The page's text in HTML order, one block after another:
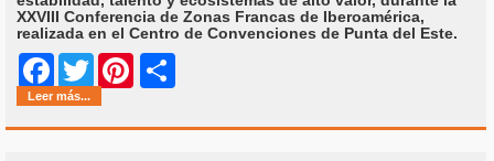
XXVIII Conferencia de Zonas Francas de Iberoamérica,
realizada en el Centro de Convenciones de Punta del Este.
Facebook
Twitter Pinterest
Leer más...